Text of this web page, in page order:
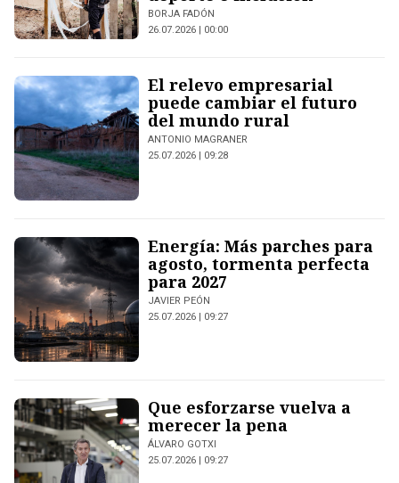
BORJA FADÓN
26.07.2026 | 00:00
El relevo empresarial
puede cambiar el futuro
del mundo rural
ANTONIO MAGRANER
25.07.2026 | 09:28
Energía: Más parches para
agosto, tormenta perfecta
para 2027
JAVIER PEÓN
25.07.2026 | 09:27
Que esforzarse vuelva a
merecer la pena
ÁLVARO GOTXI
25.07.2026 | 09:27